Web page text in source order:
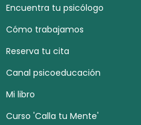
Encuentra tu psicólogo
Cómo trabajamos
Reserva tu cita
Canal psicoeducación
Mi libro
Curso 'Calla tu Mente'